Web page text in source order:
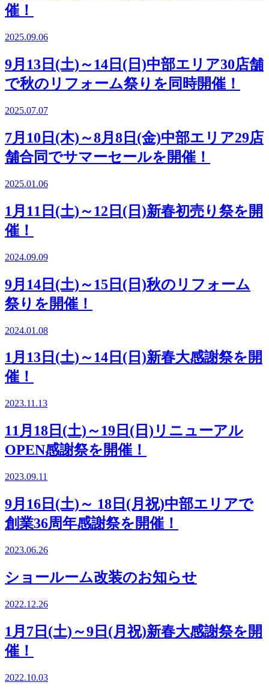
催！
2025.09.06
9月13日(土)～14日(日)中部エリア30店舗
で秋のリフォーム祭りを同時開催！
2025.07.07
7月10日(木)～8月8日(金)中部エリア29店
舗合同でサマーセールを開催！
2025.01.06
1月11日(土)～12日(日)新春初売り祭を開
催！
2024.09.09
9月14日(土)～15日(日)秋のリフォーム
祭りを開催！
2024.01.08
1月13日(土)～14日(日)新春大感謝祭を開
催！
2023.11.13
11月18日(土)～19日(日)リニューアル
OPEN感謝祭を開催！
2023.09.11
9月16日(土)～ 18日(月祝)中部エリアで
創業36周年感謝祭を開催！
2023.06.26
ショールーム改装のお知らせ
2022.12.26
1月7日(土)～9日(月祝)新春大感謝祭を開
催！
2022.10.03